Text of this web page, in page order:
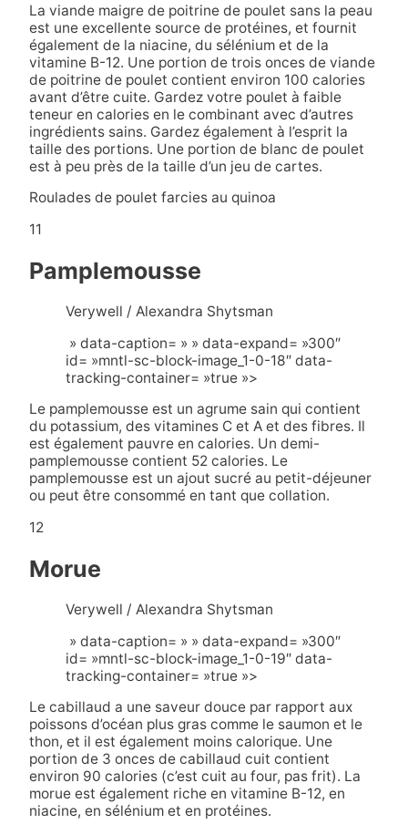
La viande maigre de poitrine de poulet sans la peau
est une excellente source de protéines, et fournit
également de la niacine, du sélénium et de la
vitamine B-12. Une portion de trois onces de viande
de poitrine de poulet contient environ 100 calories
avant d’être cuite. Gardez votre poulet à faible
teneur en calories en le combinant avec d’autres
ingrédients sains. Gardez également à l’esprit la
taille des portions. Une portion de blanc de poulet
est à peu près de la taille d’un jeu de cartes.
Roulades de poulet farcies au quinoa
11
Pamplemousse
Verywell / Alexandra Shytsman
» data-caption= » » data-expand= »300″
id= »mntl-sc-block-image_1-0-18″ data-
tracking-container= »true »>
Le pamplemousse est un agrume sain qui contient
du potassium, des vitamines C et A et des fibres. Il
est également pauvre en calories. Un demi-
pamplemousse contient 52 calories. Le
pamplemousse est un ajout sucré au petit-déjeuner
ou peut être consommé en tant que collation.
12
Morue
Verywell / Alexandra Shytsman
» data-caption= » » data-expand= »300″
id= »mntl-sc-block-image_1-0-19″ data-
tracking-container= »true »>
Le cabillaud a une saveur douce par rapport aux
poissons d’océan plus gras comme le saumon et le
thon, et il est également moins calorique. Une
portion de 3 onces de cabillaud cuit contient
environ 90 calories (c’est cuit au four, pas frit). La
morue est également riche en vitamine B-12, en
niacine, en sélénium et en protéines.